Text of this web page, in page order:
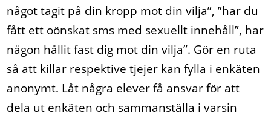
något tagit på din kropp mot din vilja”, ”har du
fått ett oönskat sms med sexuellt innehåll”, har
någon hållit fast dig mot din vilja”. Gör en ruta
så att killar respektive tjejer kan fylla i enkäten
anonymt. Låt några elever få ansvar för att
dela ut enkäten och sammanställa i varsin